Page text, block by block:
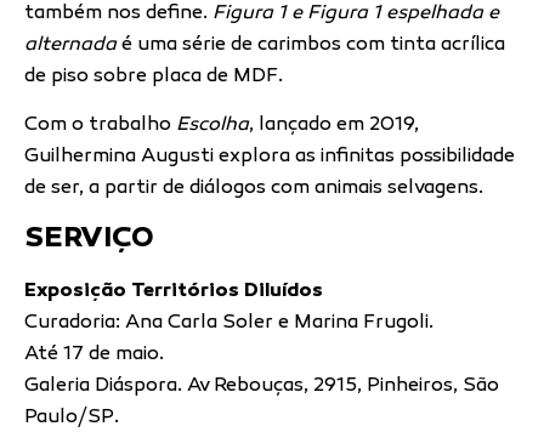
também nos define. Figura 1 e Figura 1 espelhada e
alternadaé uma série de carimbos com tinta acrílica
de piso sobre placa de MDF.
Com o trabalho Escolha, lançado em 2019,
Guilhermina Augusti explora as infinitas possibilidade
de ser, a partir de diálogos com animais selvagens.
SERVIÇO
Exposição Territórios Diluídos
Curadoria: Ana Carla Soler e Marina Frugoli.
Até 17 de maio.
Galeria Diáspora. Av Rebouças, 2915, Pinheiros, São
Paulo/SP.